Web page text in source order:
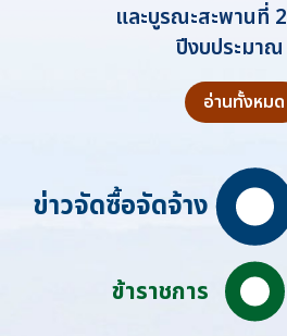
และบูรณะสะพานที่
ปีงบประมา
อ่านทั้งหมด
ข่าวจัดซื้อจัดจ้าง
ข้าราชการ